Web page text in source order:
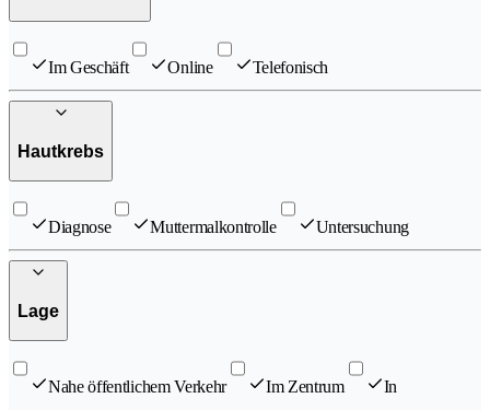
Im Geschäft Online Telefonisch
Hautkrebs
Diagnose Muttermalkontrolle Untersuchung
Lage
Nahe öffentlichem Verkehr Im Zentrum In